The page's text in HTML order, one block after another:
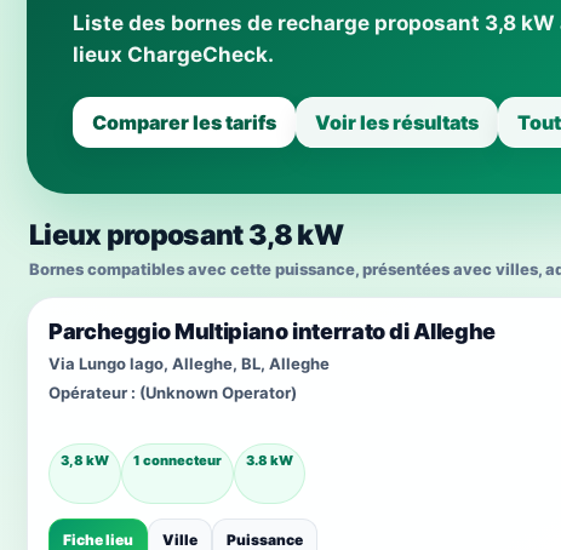
Liste des bornes de recharge proposant 3,8
lieux ChargeCheck.
Comparer les tarifs Voir les résultats
Lieux proposant 3,8 kW
Bornes compatibles avec cette puissance, présentées avec villes,
Parcheggio Multipiano interrato di Alleghe
Via Lungo lago, Alleghe, BL, Alleghe
Opérateur : (Unknown Operator)
3,8 kW 1 connecteur 3.8 kW
Fiche lieu Ville Puissance